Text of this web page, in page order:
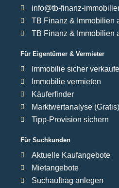
info@tb-finanz-
TB Finanz & Immobilien
TB Finanz & Immobilien
Für Eigentümer & Vermieter
Immobilie sicher
Immobilie vermieten
Käuferfinder
Marktwertanalyse (Gratis)
Tipp-Provision sichern
Für Suchkunden
Aktuelle Kaufangebote
Mietangebote
Suchauftrag anlegen